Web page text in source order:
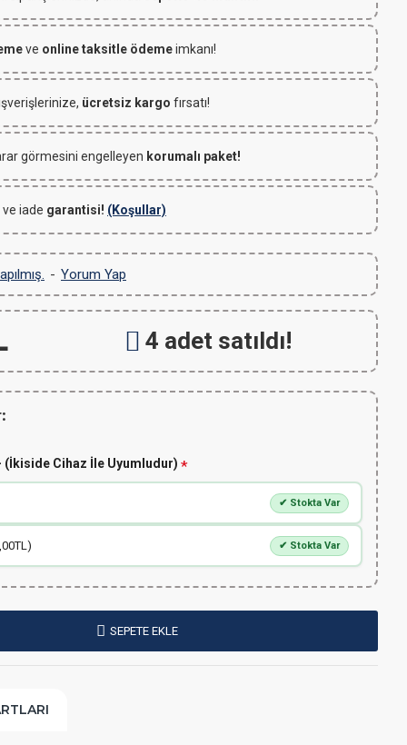
ve online taksitle ödemeimkanı!
ücretsiz kargo fırsatı!
görmesini engelleyen korumalı paket!
iade garantisi! (Koşullar)
- Yorum Yap
4 adet satıldı!
(İkiside Cihaz İle Uyumludur)
✔ Stokta Var
✔ Stokta Var
SEPETE EKLE